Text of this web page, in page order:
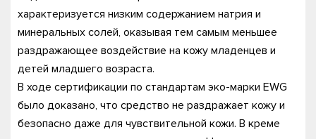
характеризуется низким содержанием натрия и
минеральных солей, оказывая тем самым меньшее
раздражающее воздействие на кожу младенцев и
детей младшего возраста.
В ходе сертификации по стандартам эко-марки EWG
было доказано, что средство не раздражает кожу и
безопасно даже для чувствительной кожи. В креме